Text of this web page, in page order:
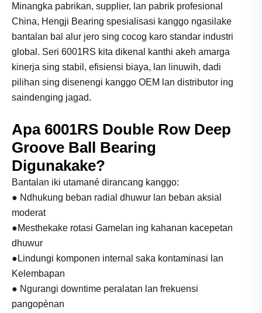
Minangka pabrikan, supplier, lan pabrik profesional
China, Hengji Bearing spesialisasi kanggo ngasilake
bantalan bal alur jero sing cocog karo standar industri
global. Seri 6001RS kita dikenal kanthi akeh amarga
kinerja sing stabil, efisiensi biaya, lan linuwih, dadi
pilihan sing disenengi kanggo OEM lan distributor ing
saindenging jagad.
Apa 6001RS Double Row Deep
Groove Ball Bearing
Digunakake?
Bantalan iki utamané dirancang kanggo:
● Ndhukung beban radial dhuwur lan beban aksial
moderat
●Mesthekake rotasi Gamelan ing kahanan kacepetan
dhuwur
●Lindungi komponen internal saka kontaminasi lan
Kelembapan
● Ngurangi downtime peralatan lan frekuensi
pangopènan